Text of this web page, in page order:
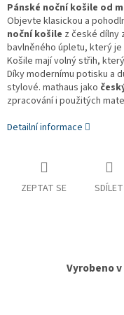
Pánské noční košile od
Objevte klasickou a
noční košile z české dílny
bavlněného úpletu, který
Košile mají volný střih,
Díky modernímu potisku a
stylové. mathaus jako
zpracování i použitých
Detailní informace
ZEPTAT SE SDÍLET
Vyrobeno v